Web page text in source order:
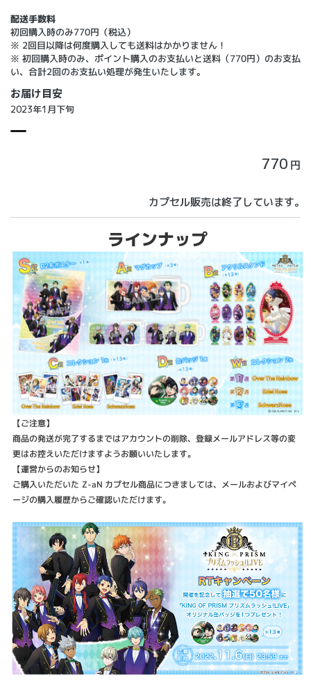
配送手数料
初回購入時のみ770円（税込）
※ 2回目以降は何度購入しても送料はかかりません！
※ 初回購入時のみ、ポイント購入のお支払いと送料（770円）のお支払
い、合計2回のお支払い処理が発生いたします。
お届け目安
2023年1月下旬
770 円
カプセル販売は終了しています。
ラインナップ
【ご注意】
商品の発送が完了するまではアカウントの削除、登録メールアドレス等の変
更はお控えいただけますようお願いいたします。
【運営からのお知らせ】
ご購入いただいた Z-aN カプセル商品につきましては、メールおよびマイペ
ージの購入履歴からご確認いただけます。